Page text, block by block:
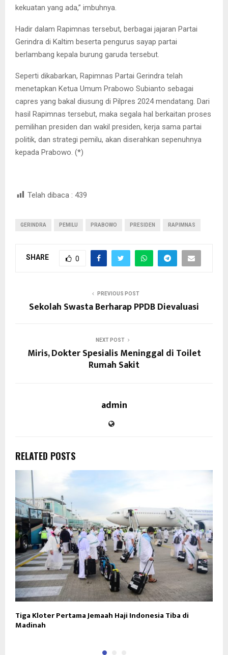
kekuatan yang ada,” imbuhnya.
Hadir dalam Rapimnas tersebut, berbagai jajaran Partai
Gerindra di Kaltim beserta pengurus sayap partai
berlambang kepala burung garuda tersebut.
Seperti dikabarkan, Rapimnas Partai Gerindra telah
menetapkan Ketua Umum Prabowo Subianto sebagai
capres yang bakal diusung di Pilpres 2024 mendatang. Dari
hasil Rapimnas tersebut, maka segala hal berkaitan proses
pemilihan presiden dan wakil presiden, kerja sama partai
politik, dan strategi pemilu, akan diserahkan sepenuhnya
kepada Prabowo. (*)
Telah dibaca : 439
GERINDRA PEMILU PRABOWO PRESIDEN RAPIMNAS
SHARE 0
PREVIOUS POST
Sekolah Swasta Berharap PPDB Dievaluasi
NEXT POST
Miris, Dokter Spesialis Meninggal di Toilet
Rumah Sakit
admin
RELATED POSTS
Tiga Kloter Pertama Jemaah Haji Indonesia Tiba di
Madinah